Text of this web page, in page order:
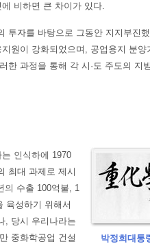
비하면 큰 차이가 있다.
투자를 바탕으로 그동안 지지부진
원이 강화되었으며, 공업용지 분양
한 과정을 통해 각 시·도 주도의 지
박정희대통
인식하에 1970
최대 과제로 제시
의 수출 100억불, 1
육성하기 위해서
, 당시 우리나라는
중화학공업 건설